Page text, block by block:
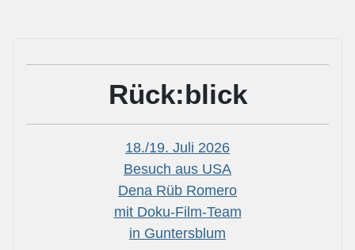
Rück:blick
18./19. Juli 2026
Besuch aus USA
Dena Rüb Romero
mit Doku-Film-Team
in Guntersblum